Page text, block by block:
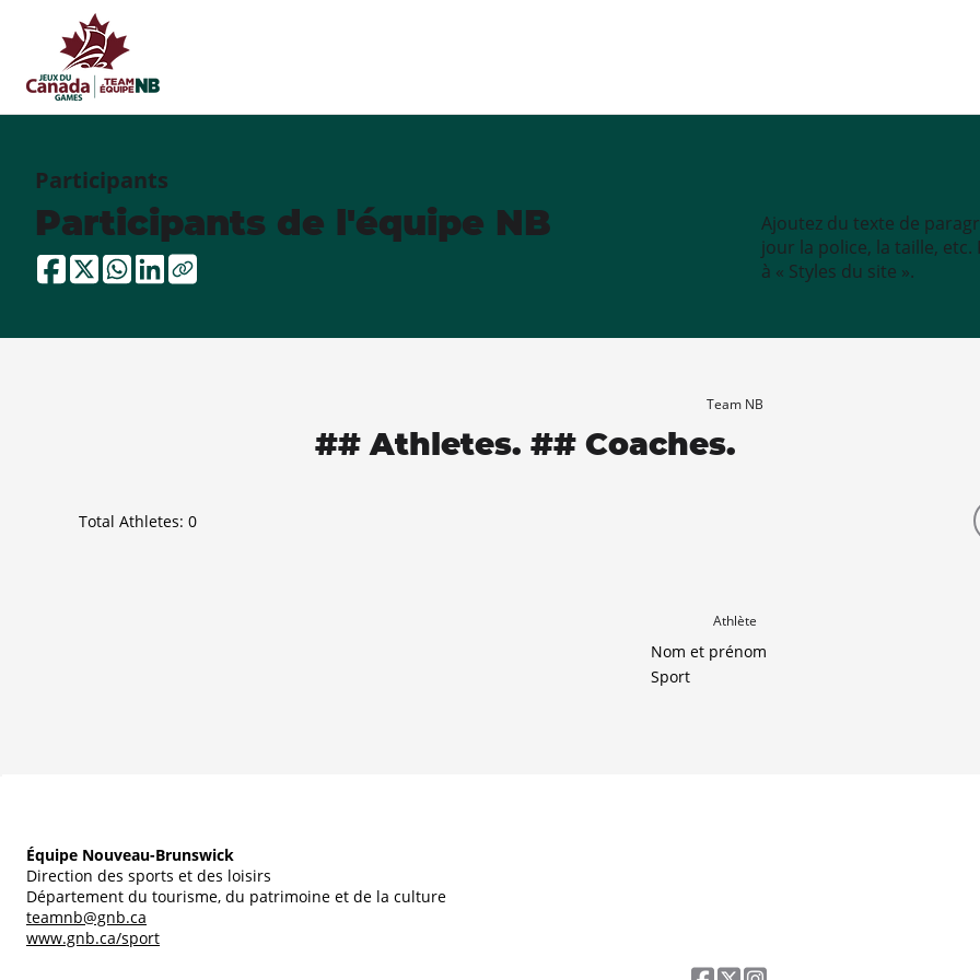
Participants
Participants de l'équipe NB
Ajoutez du texte de
jour la police, la taille,
à « Styles du site ».
Team NB
## Athletes. ## Coaches.
Total Athletes: 0
Athlète
Nom et prénom
Sport
Équipe Nouveau-Brunswick
Direction des sports et des loisirs
Département du tourisme, du patrimoine et de la culture
teamnb@gnb.ca
www.gnb.ca/sport